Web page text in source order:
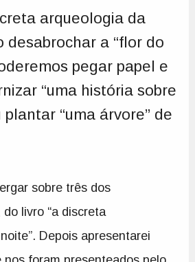
arqueologia da
desabrochar a “flor do
pegar papel e
“uma história sobre
plantar “uma árvore” de
sobre três dos
do livro “a discreta
Depois apresentarei